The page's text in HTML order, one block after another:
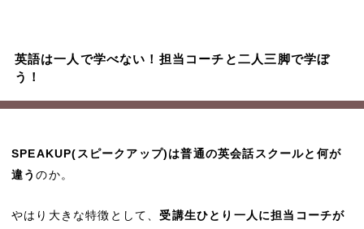
英語は一人で学べない！担当コーチと二人三脚で学ぼ
う！
SPEAKUP(スピークアップ)は普通の英会話スクールと何が
違うのか。
やはり大きな特徴として、受講生ひとり一人に担当コーチが